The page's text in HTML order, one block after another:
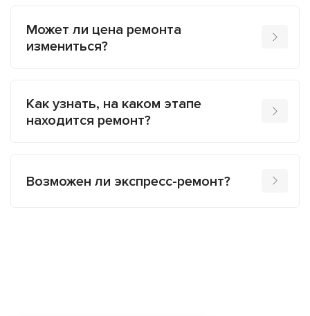
Может ли цена ремонта
измениться?
Как узнать, на каком этапе
находится ремонт?
Возможен ли экспресс-ремонт?